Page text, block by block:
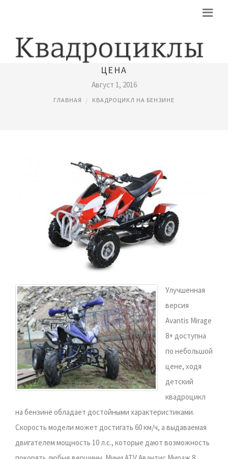
ДЕТСКИЕ КВАДРОЦИКЛЫ НА БЕНЗИНЕ
ЦЕНА
Август 1, 2016
ГЛАВНАЯ КВАДРОЦИКЛ НА БЕНЗИНЕ
Улучшенная
версия
Avantis Mirage
8+ доступна
по небольшой
цене, ходя
детский
квадроцикл
на бензине обладает достойными характеристиками.
Скорость модели может достигать 60 км/ч, а выдаваемая
двигателем мощность 10 л.с., которые дают возможность